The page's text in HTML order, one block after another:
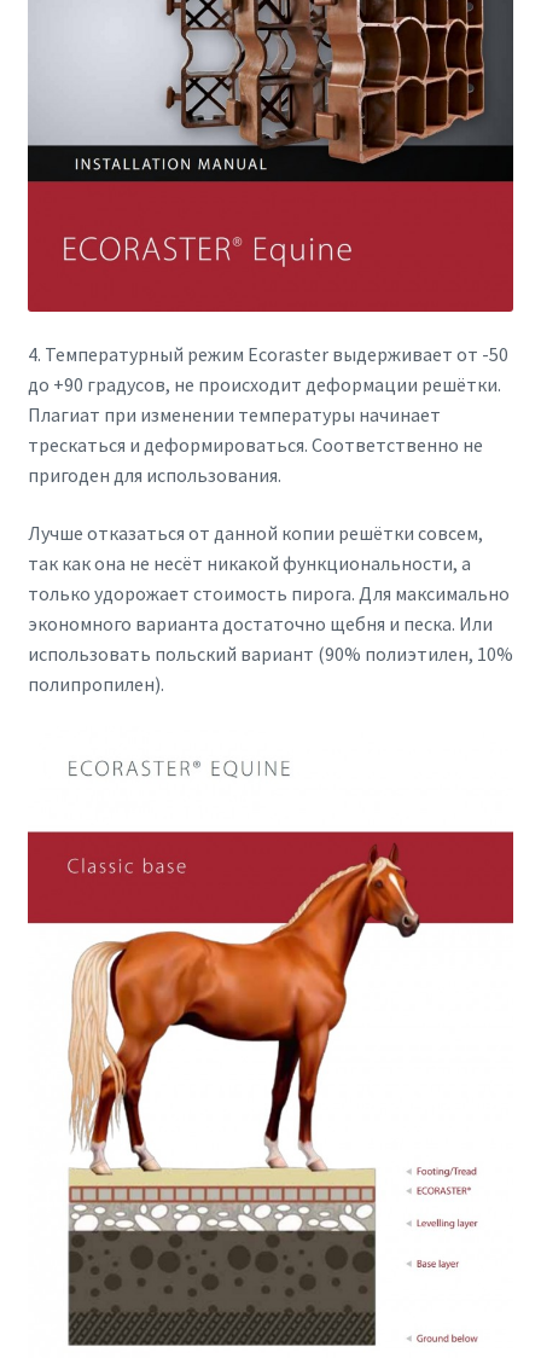
4. Температурный режим Ecoraster выдерживает от -50
до +90 градусов, не происходит деформации решётки.
Плагиат при изменении температуры начинает
трескаться и деформироваться. Соответственно не
пригоден для использования.
Лучше отказаться от данной копии решётки совсем,
так как она не несёт никакой функциональности, а
только удорожает стоимость пирога. Для максимально
экономного варианта достаточно щебня и песка. Или
использовать польский вариант (90% полиэтилен, 10%
полипропилен).